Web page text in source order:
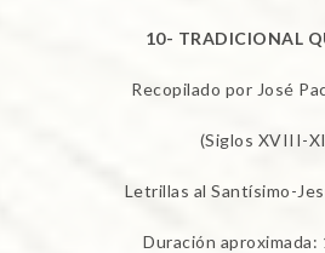
10- TRADICIONAL
Recopilado por José
(Siglos XVIII-
Letrillas al Santísimo-
Duración aproximada: